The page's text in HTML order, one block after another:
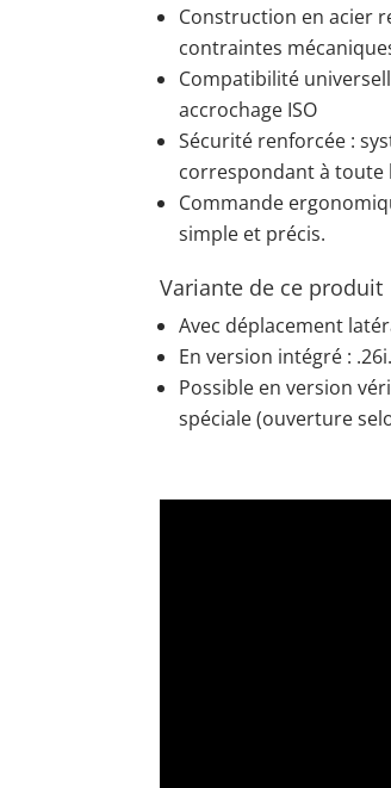
Construction en acier
contraintes
Compatibilité
accrochage ISO
Sécurité renforcée :
correspondant à toute
Commande
simple et précis.
Variante de ce produit
Avec déplacement
En version intégré : .26i.
Possible en version
spéciale (ouverture